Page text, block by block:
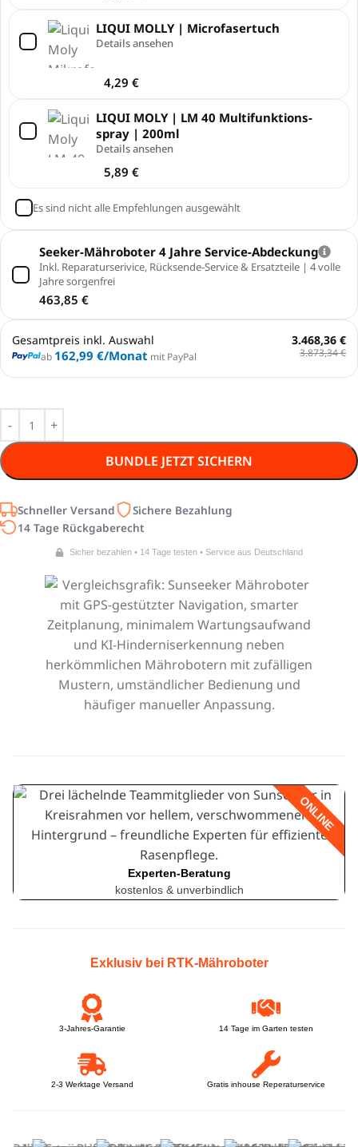
LIQUI MOLLY | Microfasertuch
Details ansehen
4,29 €
LIQUI MOLY | LM 40 Multi­funk­ti­ons­
spray | 200ml
Details ansehen
5,89 €
Es sind nicht alle Empfehlungen ausgewählt
Seeker-Mähroboter 4 Jahre Service-Abdeckung
Inkl. Reparaturserivice, Rücksende-Service & Ersatzteile | 4 volle
Jahre sorgenfrei
463,85 €
Gesamtpreis inkl. Auswahl
ab 162,99 €/Monat mit PayPal
3.468,36 €
3.873,34 €
BUNDLE JETZT SICHERN
Schneller Versand
Sichere Bezahlung
14 Tage Rückgaberecht
Sicher bezahlen • 14 Tage testen • Service aus Deutschland
Experten-Beratung
kostenlos & unverbindlich
ONLINE
Exklusiv bei RTK-Mähroboter
3-Jahres-Garantie
2-3 Werktage Versand
14 Tage im Garten testen
Gratis inhouse Reperaturservice